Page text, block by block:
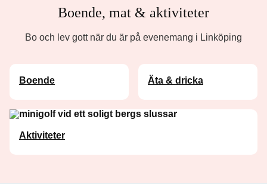
Boende, mat & aktiviteter
Bo och lev gott när du är på evenemang i Linköping
Boende Äta & dricka
Aktiviteter